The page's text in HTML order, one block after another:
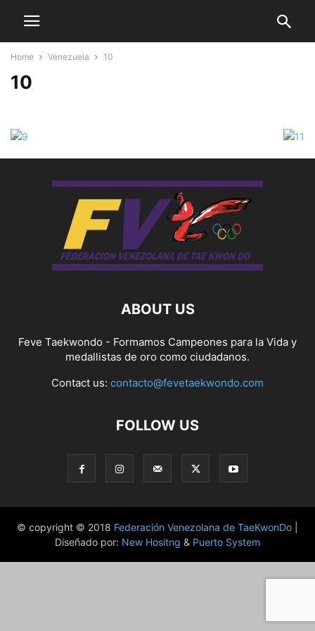
Home Venezuela 10
10
ABOUT US
Feve Taekwondo - Formamos Campeones para la Vida y
medallistas de oro como ciudadanos.
Contact us: contacto@fevetaekwondo.com
FOLLOW US
© copyright © 2018 Federación Venezolana de TaeKwonDo
Diseñado por: New Hositng & Puerto System